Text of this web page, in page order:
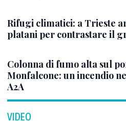
Rifugi climatici: a Trieste
platani per contrastare il
Colonna di fumo alta sul
Monfalcone: un incendio
A2A
VIDEO